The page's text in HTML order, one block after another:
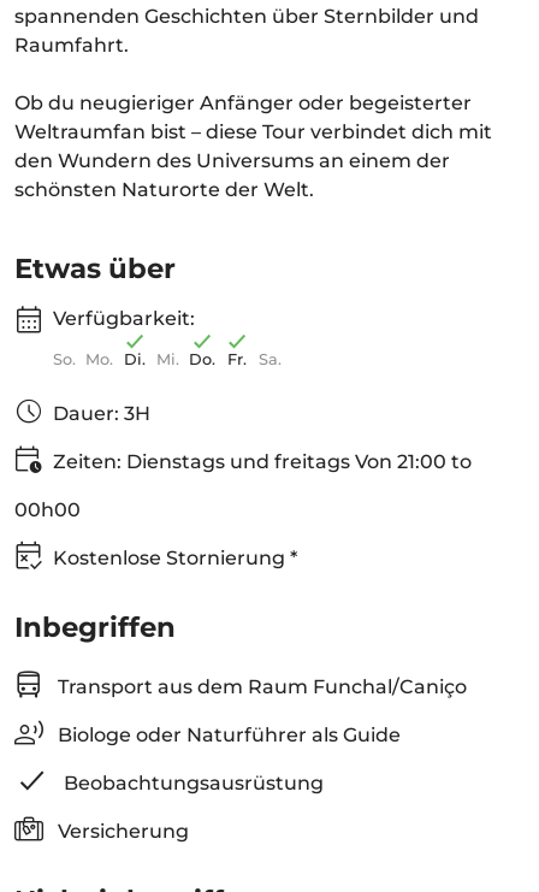
spannenden Geschichten über Sternbilder und
Raumfahrt.
Ob du neugieriger Anfänger oder begeisterter
Weltraumfan bist – diese Tour verbindet dich mit
den Wundern des Universums an einem der
schönsten Naturorte der Welt.
Etwas über
Verfügbarkeit:
So. Mo. Di. Mi. Do. Fr. Sa.
Dauer: 3H
Zeiten: Dienstags und freitags Von 21:00 to
00h00
Kostenlose Stornierung *
Inbegriffen
Transport aus dem Raum Funchal/Caniço
Biologe oder Naturführer als Guide
Beobachtungs­ausrüstung
Versicherung